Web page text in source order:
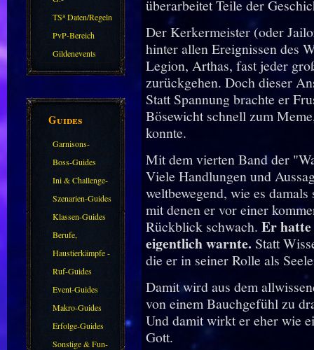
Sparkasse/Goldleihen
TS³ Daten/Regeln
PvP-Bereich
Gildenevents
Guides
Garnisons-
Guides
Boss-Guides
Ini & Challenge-
Guides
Szenarien-Guides
Klassen-Guides
Berufe,
Farmkarten und
Haustiere
Haustierkämpfe -
Guide
Ruf-Guides
Event-Guides
Makro-Guides
Erfolge-Guides
Sonstige & Fun-
überarbeitet Teile der
Der Kerkermeister (oder
hinter allen Ereignissen des
Legion, Arthas, fast jeder
zurückgehen. Doch dieser
Statt Spannung brachte er
Bösewicht schnell zum
konnte.
Mit dem vierten Band der
Viele Handlungen und
weltbewegend, wie es
mit denen er vor einer
Rückblick schwach. Er hatte
eigentlich warnte. Statt
die er in seiner Rolle als
Damit wird aus dem
von einem Bauchgefühl zu
Und damit wirkt er eher wie
Gott.